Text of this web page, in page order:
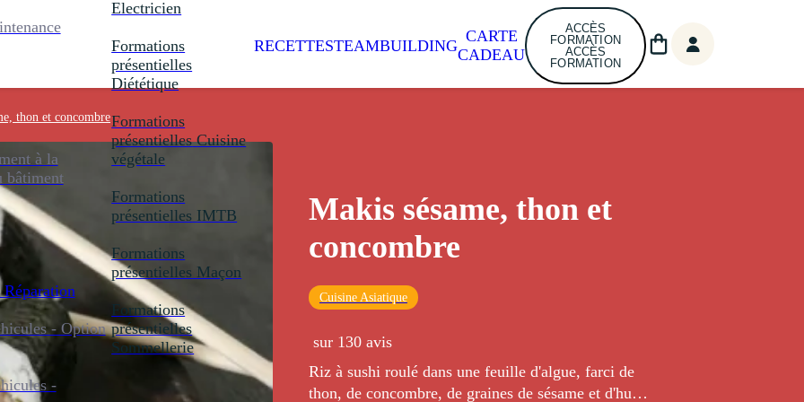
à la
bâtiment
- Option
-
Electricien
Formations
présentielles
Diététique
Formations
présentielles Cuisine
végétale
Formations
présentielles IMTB
Formations
présentielles Maçon
Formations
présentielles
Sommellerie
RECETTESTEAMBUILDING
CARTE
CADEAU
ACCÈS
FORMATION
ACCÈS
FORMATION
thon et concombre
Makis sésame, thon et
concombre
Cuisine Asiatique
sur 130 avis
Riz à sushi roulé dans une feuille d'algue, farci de
thon, de concombre, de graines de sésame et d'huile